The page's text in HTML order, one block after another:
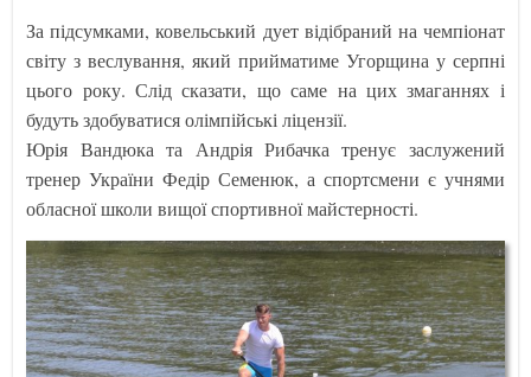
За підсумками, ковельський дует відібраний на чемпіонат
світу з веслування, який прийматиме Угорщина у серпні
цього року. Слід сказати, що саме на цих змаганнях і
будуть здобуватися олімпійські ліцензії.
Юрія Вандюка та Андрія Рибачка тренує заслужений
тренер України Федір Семенюк, а спортсмени є учнями
обласної школи вищої спортивної майстерності.